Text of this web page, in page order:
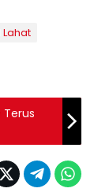
Lahat
Terus